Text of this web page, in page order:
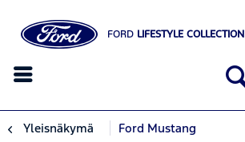
FORD LIFESTYLE COLLECTION
Yleisnäkymä Ford Mustang